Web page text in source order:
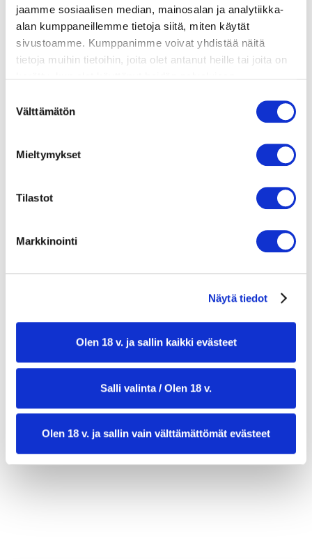
jaamme sosiaalisen median, mainosalan ja analytiikka-
alan kumppaneillemme tietoja siitä, miten käytät
sivustoamme. Kumppanimme voivat yhdistää näitä
tietoja muihin tietoihin, joita olet antanut heille tai joita on
tai vanhempi. Vahvista ikäsi käyttääksesi sivustoa.
valinta
Välttämätön
Mieltymykset
Tilastot
Markkinointi
Näytä tiedot
Olen 18 v. ja sallin kaikki evästeet
Salli valinta / Olen 18 v.
Olen 18 v. ja sallin vain välttämättömät evästeet
lisätietoja
1 – 1,5 kg lipeäkalaa
0,5 dl vehnäjauhoja
valkopippuria
valmistusaika:30 min
annosmäärä: